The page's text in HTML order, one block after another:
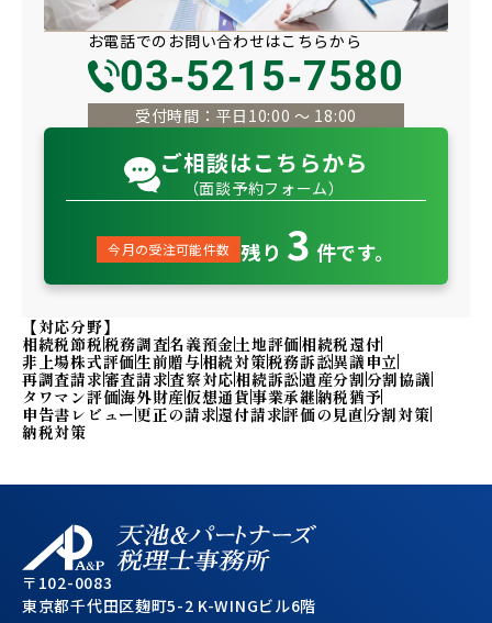
お電話での お問い合わせはこちらから
03-5215-7580
受付時間：平日10:00 〜 18:00
ご相談はこちらから
（面談予約フォーム）
今月の受注可能件数 残り 3 件です。
【対応分野】
相続税節税税務調査名義預金土地評価相続税還付
非上場株式評価生前贈与相続対策税務訴訟異議申立
再調査請求審査請求査察対応相続訴訟遺産分割分割協議
タワマン評価海外財産仮想通貨事業承継納税猶予
申告書レビュー 更正の請求還付請求評価の見直分割対策
納税対策
〒102-0083
東京都千代田区麹町5-2 K-WINGビル6階